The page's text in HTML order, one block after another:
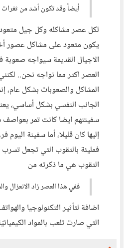
أيضاً وقد تكون أشد من ثغرات
لكل عصر مشاكله وكل جيل
يكون متعود على مشاكل
الاجيال القديمة سيواجه
العصر اكثر مما نواجه نحن..
المشاكل والصعوبات بشكل عام،
الجانب النفسي بشكل أساسي،
سفينتهم ايضا كانت تمر
إليها كان قليلا، أما سفينة
فمليئة بالثقوب التي تجعل تسرب
الثقوب هي ما ذكرته من
ففي هذا العصر زاد الانعزال
اضافة لتأثير التكنولوجيا
التي صارت تلعب بالمواد